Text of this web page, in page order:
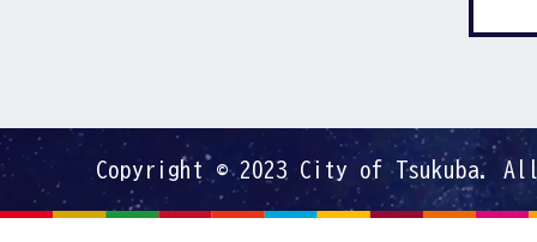
Copyright © 2023 City of Tsukuba.